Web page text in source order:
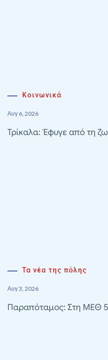
Κοινωνικά
Αυγ 6, 2026
Τρίκαλα: Έφυγε από τη
Τα νέα της πόλης
Αυγ 3, 2026
Παραπόταμος: Στη ΜΕΘ